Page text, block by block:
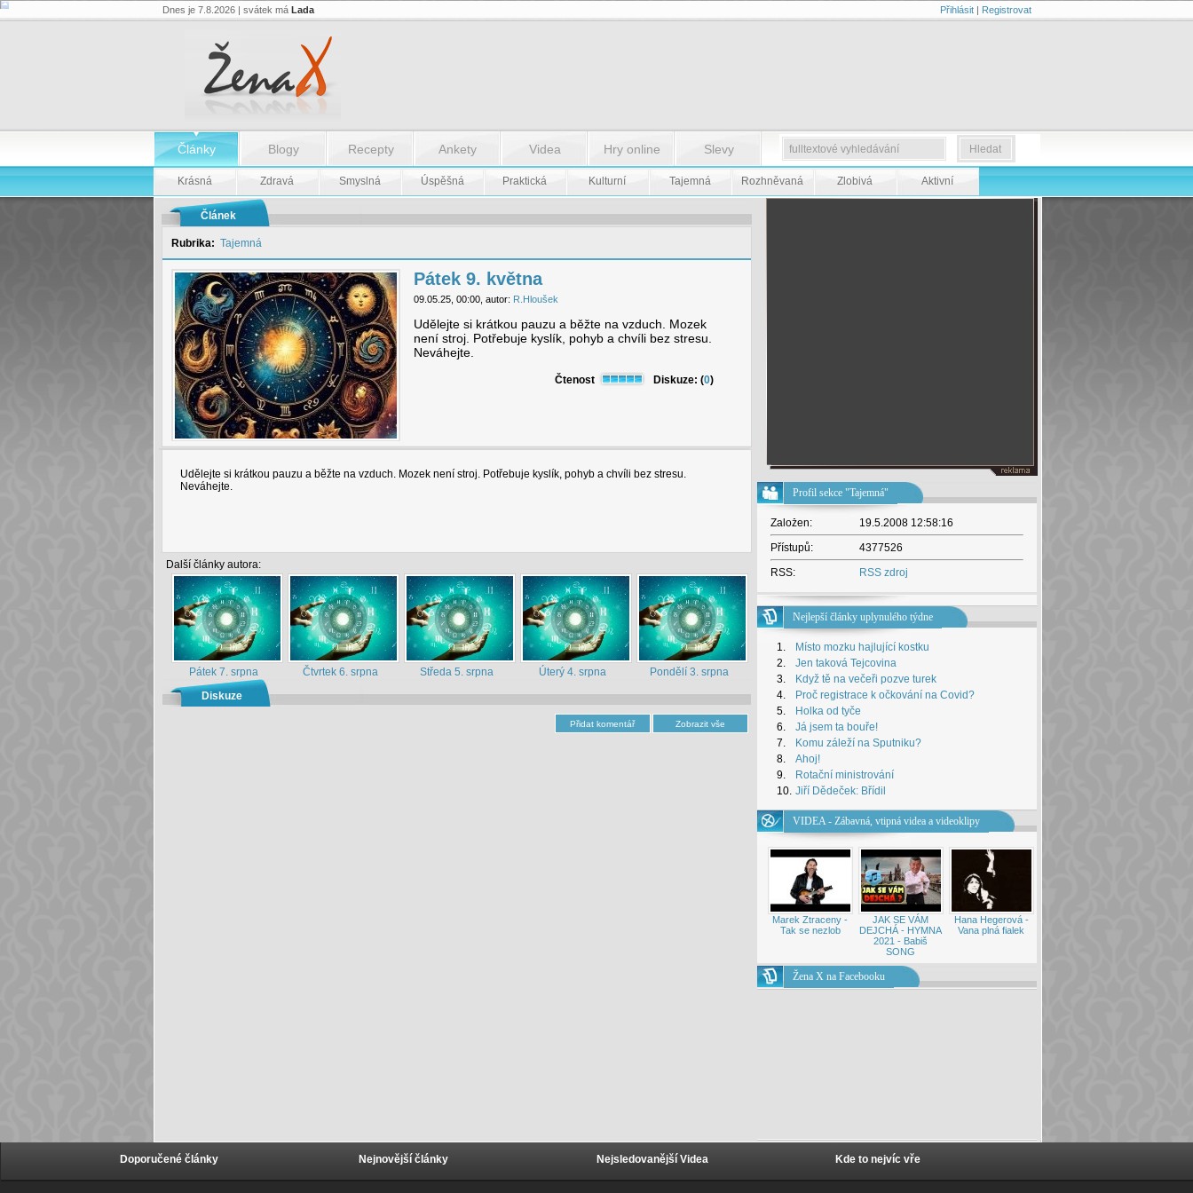
Pátek
Dnes je 7.8.2026 | svátek má Lada Přihlásit| Registrovat
Články Blogy Recepty Ankety Videa Hry online Slevy
Krásná Zdravá Smyslná Úspěšná Praktická Kulturní Tajemná Rozhněvaná Zlobivá Aktivní
Článek
Rubrika: Tajemná
Pátek 9. května
09.05.25, 00:00, autor: R.Hloušek
Udělejte si krátkou pauzu a běžte na vzduch. Mozek
není stroj. Potřebuje kyslík, pohyb a chvíli bez stresu.
Neváhejte.
Čtenost Diskuze: (0)
Udělejte si krátkou pauzu a běžte na vzduch. Mozek není stroj. Potřebuje kyslík, pohyb a chvíli bez stresu.
Neváhejte.
Další články autora:
Pátek 7. srpna Čtvrtek 6. srpna Středa 5. srpna Úterý 4. srpna
Pondělí 3. srpna
Diskuze
Profil sekce "Tajemná"
Založen:
19.5.2008 12:58:16
Přístupů:
4377526
RSS:
RSS zdroj
Nejlepší články uplynulého týdne
1.
Místo mozku hajlující kostku
2.
Jen taková Tejcovina
3.
Když tě na večeři pozve turek
4.
Proč registrace k očkování na Covid?
5.
Holka od tyče
6.
Já jsem ta bouře!
7.
Komu záleží na Sputniku?
8.
Ahoj!
9.
Rotační ministrování
10. Jiří Dědeček: Břídil
VIDEA - Zábavná, vtipná videa a videoklipy
Hana Hegerová -
Vana plná fialek
JAK SE VÁM
DEJCHÁ - HYMNA
2021 - Babiš
SONG
Marek Ztraceny -
Tak se nezlob
Žena X na Facebooku
Doporučené články Nejnovější články Nejsledovanější Videa Kde to nejvíc vře